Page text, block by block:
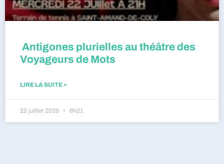
Antigones plurielles au théâtre des
Voyageurs de Mots
LIRE LA SUITE »
22 juillet 2026 6h21